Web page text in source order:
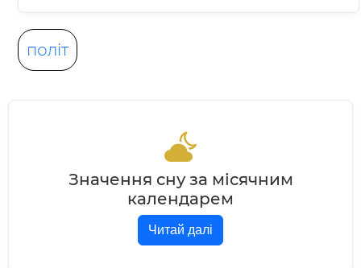
політ
Значення сну за місячним
календарем
Читай далі